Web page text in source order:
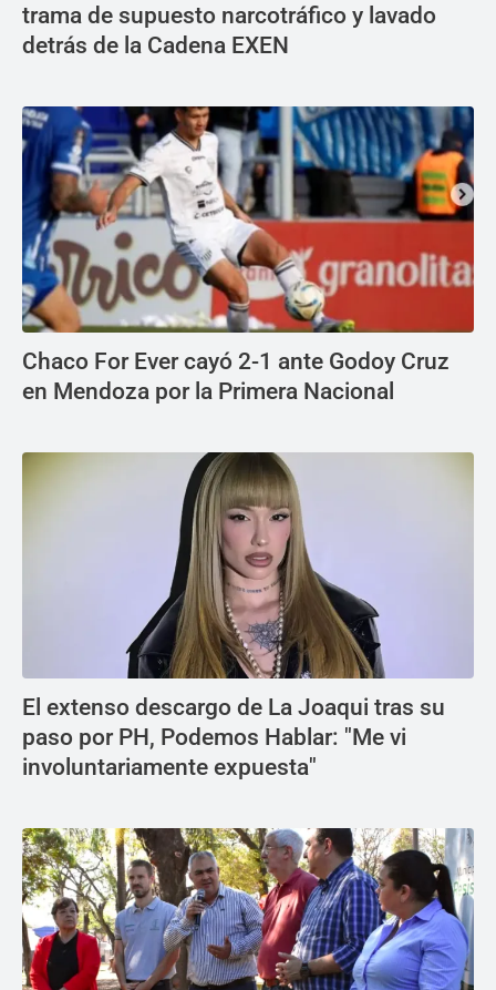
trama de supuesto narcotráfico y lavado
detrás de la Cadena EXEN
Chaco For Ever cayó 2-1 ante Godoy Cruz
en Mendoza por la Primera Nacional
El extenso descargo de La Joaqui tras su
paso por PH, Podemos Hablar: "Me vi
involuntariamente expuesta"